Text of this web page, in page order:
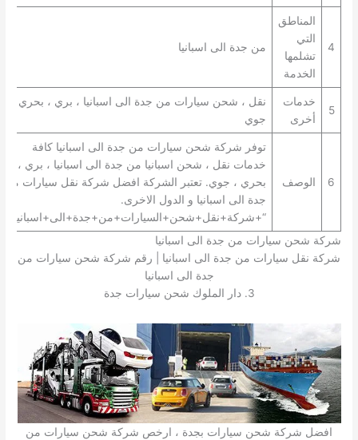
4
المناطق
التي
تشلمها
الخدمة
من جدة الى اسبانيا
5
خدمات
أخرى
نقل ، شحن سيارات من جدة الى اسبانيا ، بري ، بحري ،
جوي
6 الوصف
توفر شركة شحن سيارات من جدة الى اسبانيا كافة
خدمات نقل ، شحن اسبانيا من جدة الى اسبانيا ، بري ،
بحري ، جوي. تعتبر الشركة افضل شركة نقل سيارات من
جدة الى اسبانيا و الدول الاخرى.
“+شركة+نقل+شحن+السيارات+من+جدة+الى+اسبانيا+”
شركة شحن سيارات من جدة الى اسبانيا
شركة نقل سيارات من جدة الى اسبانيا | رقم شركة شحن سيارات من
جدة الى اسبانيا
3. دار الملوك شحن سيارات جدة
افضل شركة شحن سيارات بجدة ، ارخص شركة شحن سيارات من